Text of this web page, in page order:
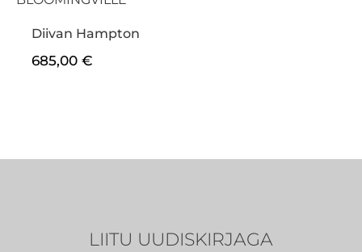
Diivan Hampton
685,00€
LIITU UUDISKIRJAGA